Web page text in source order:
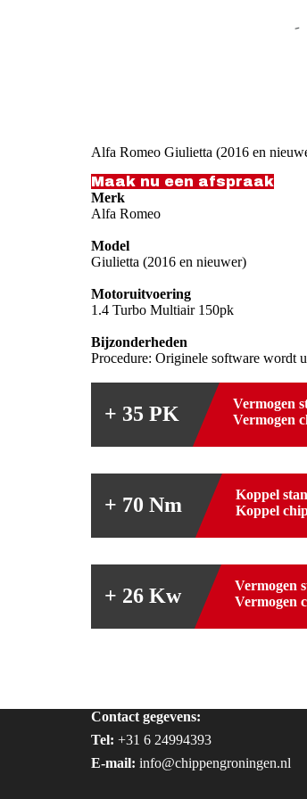
Alfa Romeo Giulietta (2016 en
Maak nu een afspraak
Merk
Alfa Romeo
Model
Giulietta (2016 en nieuwer)
Motoruitvoering
1.4 Turbo Multiair 150pk
Bijzonderheden
Procedure: Originele software wordt
+ 35 PK Vermogen
Vermogen
+ 70 Nm Koppel
Koppel
+ 26 Kw Vermogen
Vermogen
Contact gegevens:
Tel: +31 6 24994393
E-mail: info@chippengroningen.nl